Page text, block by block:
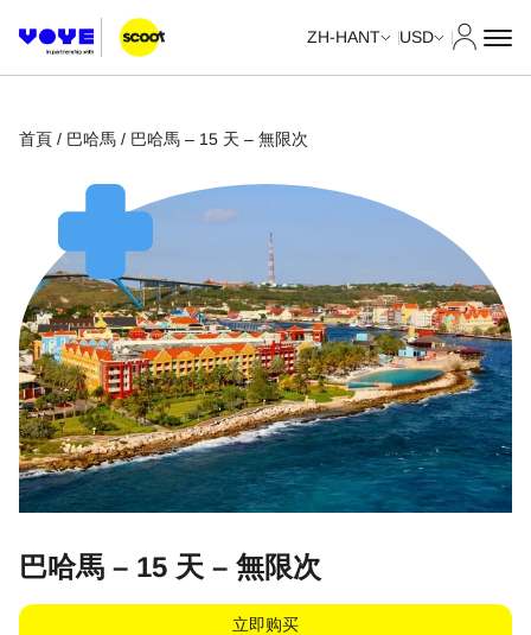
ZH-HANT USD
首頁 / 巴哈馬 / 巴哈馬 – 15 天 – 無限次
巴哈馬 – 15 天 – 無限次
立即购买